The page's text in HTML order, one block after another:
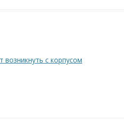
возникнуть с корпусом